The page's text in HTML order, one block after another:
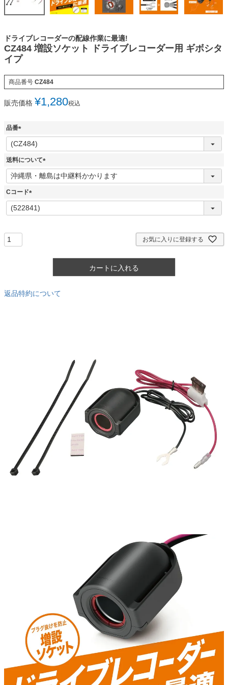
ドライブレコーダーの配線作業に最適!
CZ484 増設ソケット ドライブレコーダー用 ギボシタ
イプ
商品番号 CZ484
販売価格 ¥1,280税込
品番
(
必
須
送料について
(
必
Cコード
(
必
お気に入りに登録する
カートに入れる
返品特約について